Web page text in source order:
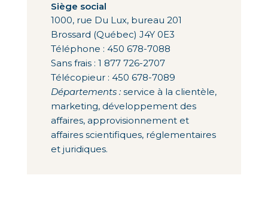
Siège social
1000, rue Du Lux, bureau 201
Brossard (Québec) J4Y 0E3
Téléphone : 450 678-7088
Sans frais : 1 877 726-2707
Télécopieur : 450 678-7089
Départements :service à la clientèle,
marketing, développement des
affaires, approvisionnement et
affaires scientifiques, réglementaires
et juridiques.